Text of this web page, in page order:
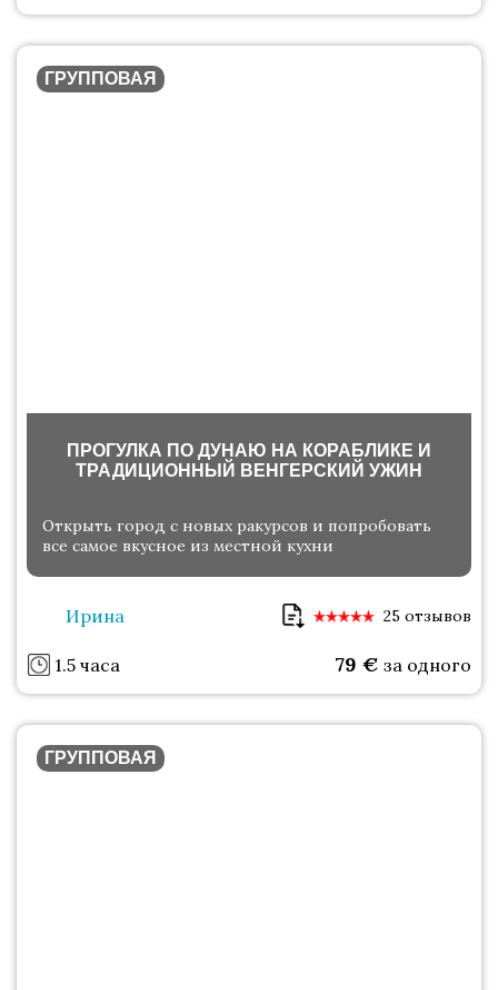
ГРУППОВАЯ
ПРОГУЛКА ПО ДУНАЮ НА КОРАБЛИКЕ И
ТРАДИЦИОННЫЙ ВЕНГЕРСКИЙ УЖИН
Открыть город с новых ракурсов и попробовать
все самое вкусное из местной кухни
Ирина 25 отзывов
1.5 часа 79 € за одного
ГРУППОВАЯ